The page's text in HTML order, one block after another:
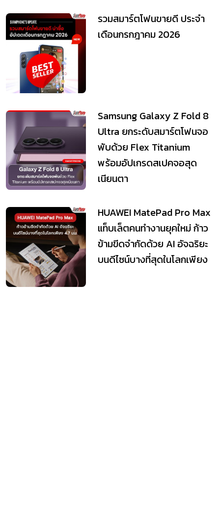
รวมสมาร์ตโฟนขายดี ประจำ
เดือนกรกฎาคม 2026
Samsung Galaxy Z Fold 8
Ultra ยกระดับสมาร์ตโฟนจอ
พับด้วย Flex Titanium
พร้อมอัปเกรดสเปคจอสุด
เนียนตา
HUAWEI MatePad Pro Max
แท็บเล็ตคนทำงานยุคใหม่ ก้าว
ข้ามขีดจำกัดด้วย AI อัจฉริยะ
บนดีไซน์บางที่สุดในโลกเพียง